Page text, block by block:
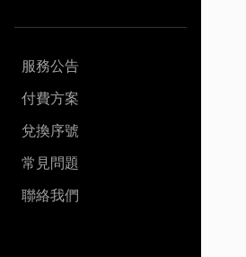
服務公告
付費方案
兌換序號
常見問題
聯絡我們